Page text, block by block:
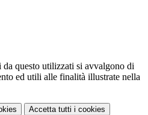
questo utilizzati si avvalgono di
ed utili alle finalità illustrate nella
Accetta tutti i cookies